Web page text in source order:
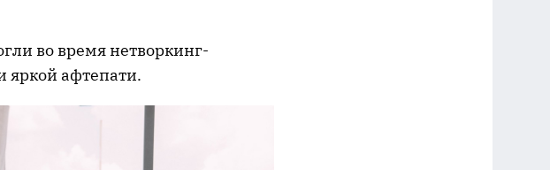
во время нетворкинг-
яркой афтепати.